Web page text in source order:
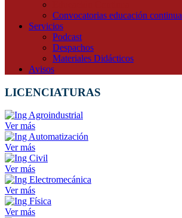
Convocatorias educación continua
Servicios
Podcast
Despachos
Materiales Didácticos
Avisos
LICENCIATURAS
Ver más
Ver más
Ver más
Ver más
Ver más